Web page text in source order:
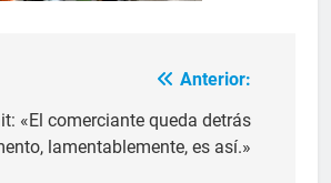
Anterior:
«El comerciante queda detrás
lamentablemente, es así.»